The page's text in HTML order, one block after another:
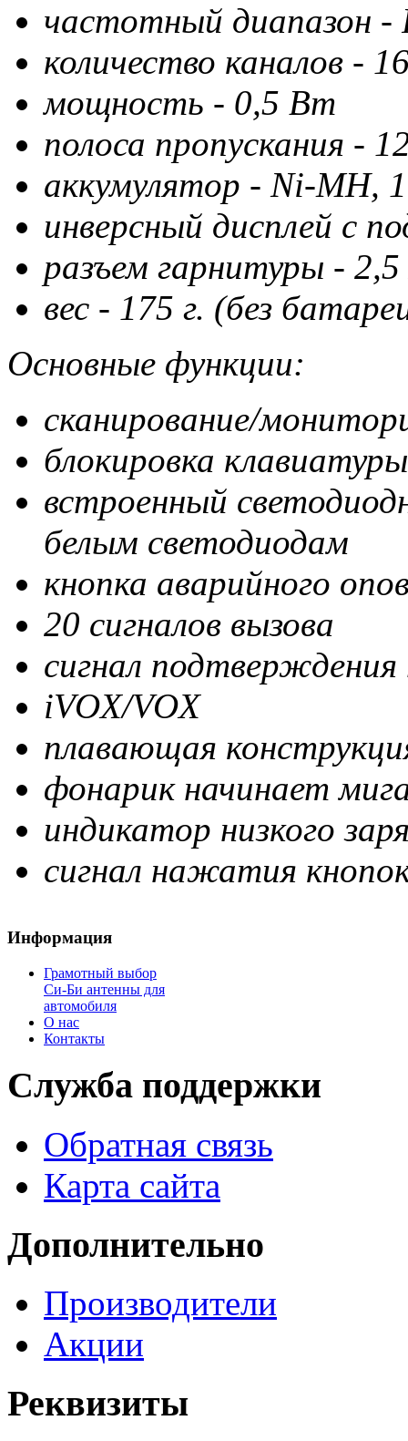
частотный диапазон -
количество каналов -
мощность - 0,5 Вт
полоса пропускания -
аккумулятор - Ni-MH,
инверсный дисплей с
разъем гарнитуры -
вес - 175 г. (без
Основные функции:
сканирование/
блокировка клавиатуры
встроенный
белым светодиодам
кнопка аварийного
20 сигналов вызова
сигнал
iVOX/VOX
плавающая
фонарик начинает
индикатор низкого
сигнал нажатия
Информация
Грамотный выбор
Си-Би антенны для
автомобиля
О нас
Контакты
Служба поддержки
Обратная связь
Карта сайта
Дополнительно
Производители
Акции
Реквизиты